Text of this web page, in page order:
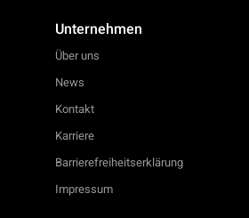
Unternehmen
Über uns
News
Kontakt
Karriere
Barrierefreiheitserklärung
Impressum